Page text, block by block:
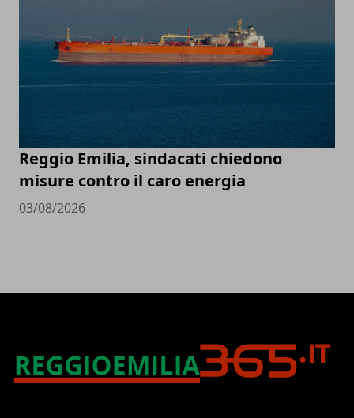
Reggio Emilia, sindacati chiedono
misure contro il caro energia
03/08/2026